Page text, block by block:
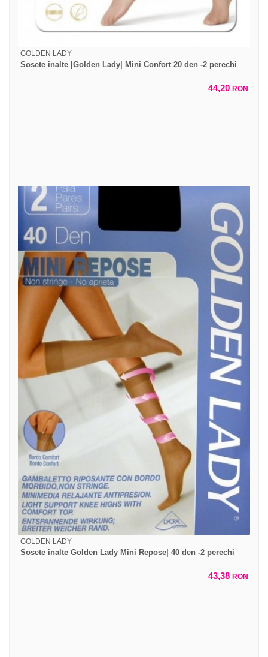
GOLDEN LADY
Sosete inalte |Golden Lady| Mini Confort 20 den -2 perechi
44,20 RON
GOLDEN LADY
Sosete inalte Golden Lady Mini Repose| 40 den -2 perechi
43,38 RON